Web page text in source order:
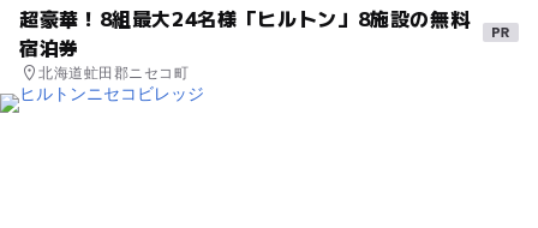
超豪華！8組最大24名様「ヒルトン」8施設の無料
宿泊券
北海道虻田郡ニセコ町